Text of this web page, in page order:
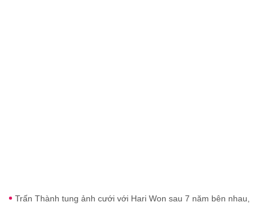
Trấn Thành tung ảnh cưới với Hari Won sau 7 năm bên nhau,